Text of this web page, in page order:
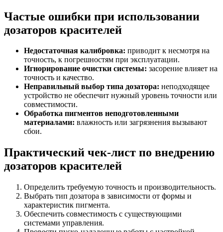
Частые ошибки при использовании
дозаторов красителей
Недостаточная калибровка: приводит к несмотря на
точность, к погрешностям при эксплуатации.
Игнорирование очистки системы: засорение влияет на
точность и качество.
Неправильный выбор типа дозатора: неподходящее
устройство не обеспечит нужный уровень точности или
совместимости.
Обработка пигментов неподготовленными
материалами: влажность или загрязнения вызывают
сбои.
Практический чек-лист по внедрению
дозаторов красителей
Определить требуемую точность и производительность.
Выбрать тип дозатора в зависимости от формы и
характеристик пигмента.
Обеспечить совместимость с существующими
системами управления.